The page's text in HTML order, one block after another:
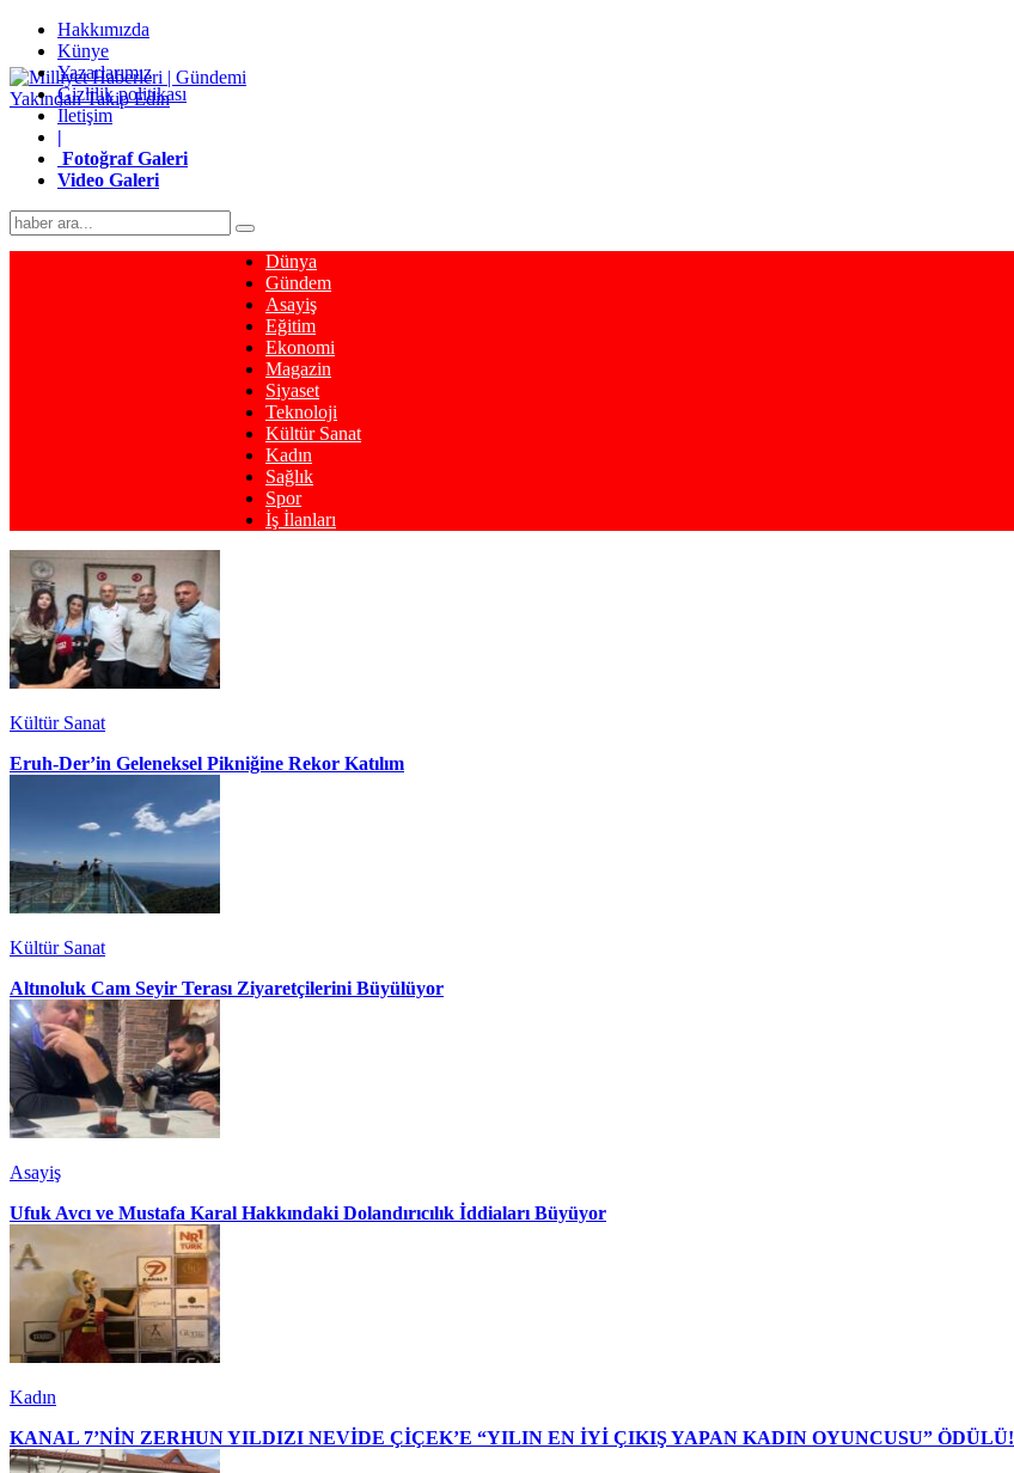
Hakkımızda
Künye
Yazarlarımız
Gizlilik politikası
İletişim
|
Fotoğraf Galeri
Video Galeri
Dünya
Gündem
Asayiş
Eğitim
Ekonomi
Magazin
Siyaset
Teknoloji
Kültür Sanat
Kadın
Sağlık
Spor
İş İlanları
Kültür Sanat
Eruh-Der’in Geleneksel Pikniğine Rekor Katılım
Kültür Sanat
Altınoluk Cam Seyir Terası Ziyaretçilerini Büyülüyor
Asayiş
Ufuk Avcı ve Mustafa Karal Hakkındaki Dolandırıcılık İddiaları Büyüyor
Kadın
KANAL 7’NİN ZERHUN YILDIZI NEVİDE ÇİÇEK’E “YILIN EN İYİ ÇIKIŞ YAPAN KADIN OYUNCUSU” ÖDÜLÜ!